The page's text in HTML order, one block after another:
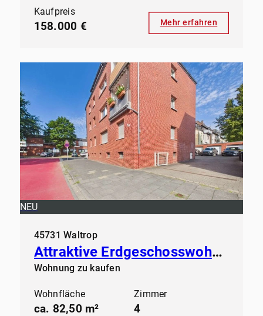
Kaufpreis
158.000 € Mehr erfahren
NEU
45731 Waltrop
Attraktive Erdgeschosswohnung in gepflegtem Mehrfamilienhaus
Wohnung zu kaufen
Wohnfläche
ca. 82,50 m²
Zimmer
4